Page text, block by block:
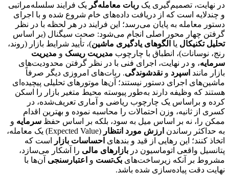
در نهایت، تصمیم‌گیری یک ربات معامله‌گر یک فرایند سلسله‌مراتبی
و چندلایه است که از دریافت داده‌های خام شروع شده و با اجرای
دستور معامله به پایان می‌رسد؛ این فرایند در هر لحظه با در نظر
گرفتن چهار محور اصلی انجام می‌شود: صحت سیگنال (بر اساس
تحلیل تکنیکال یا الگوهای یادگیری ماشین)، تأیید شرایط بازار (روند،
رنج، نوسانات)، انطباق با چارچوب مدیریت ریسک و مدیریت
سرمایه، و در نهایت، اجرای فنی با در نظر گرفتن محدودیت‌های
بازار مانند اسپرد و نقدشوندگی. ربات‌های امروزی دیگر صرفاً
ماشین‌های اجرای دستور نیستند؛ آن‌ها موتورهای تحلیلی پیچیده‌ای
هستند که وظیفه دارند به‌طور پیوسته محیط متغیر بازار را اسکن
کرده و براساس یک چارچوب ریاضی و آماری تعریف‌شده، در
کسری از ثانیه، وزن احتمالات را محاسبه نموده و بهترین اقدام
ممکن را، نه بر اساس میل به سود، بلکه بر اساس حفظ سرمایه و
به حداکثر رساندن ارزش مورد انتظار
(Expected Value) یک معامله،
اتخاذ کنند؛ این رهایی از قید و بندهای احساسات بازار
است که
پتانسیل واقعی اتوماسیون در بازارهای مالی را آشکار می‌سازد،
مشروط بر آنکه زیرساخت‌های بک‌تست و اعتبارسنجی آن‌ها با
نهایت دقت پیاده‌سازی شده باشد.